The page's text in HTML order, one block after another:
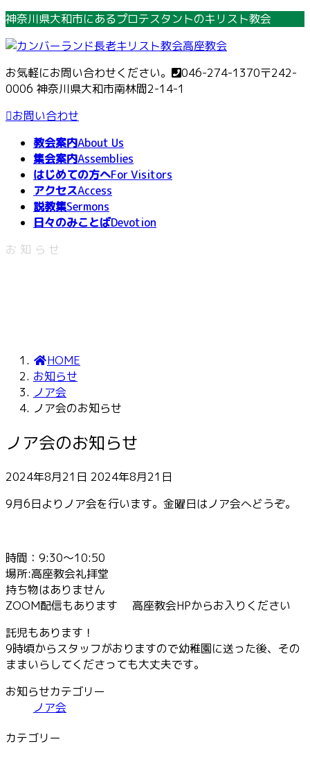
コ
テ
ン
ツ
へ
ス
ナ
ゲ
ー
シ
ョ
ン
神奈川県大和市にあるプロテスタントのキリスト教会
お気軽にお問い合わせください。 046-274-1370〒242-
0006 神奈川県大和市南林間2-14-1
お問い合わせ
教会案内About Us
集会案内Assemblies
はじめての方へFor Visitors
アクセスAccess
説教集Sermons
日々のみことばDevotion
お知らせ
HOME
お知らせ
ノア会
ノア会のお知らせ
ノア会のお知らせ
2024年8月21日 最
更
時
:
2024年8月21日
9月6日よりノア会を行います。金曜日はノア会へどうぞ。
時間：9:30～10:50
場所:高座教会礼拝堂
持ち物はありません
ZOOM配信もあります 高座教会HPからお入りください
託児もあります！
9時頃からスタッフがおりますので幼稚園に送った後、その
ままいらしてくださっても大丈夫です。
お知らせカテゴリー
ノア会
カテゴリー